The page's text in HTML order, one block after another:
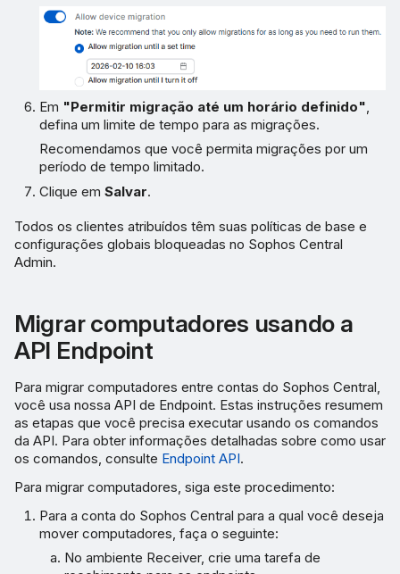
Em "Permitir migração até um horário definido"
defina um limite de tempo para as migrações.
Recomendamos que você permita migrações por um
período de tempo limitado.
Clique emSalvar.
Todos os clientes atribuídos têm suas políticas de base e
configurações globais bloqueadas no Sophos Central
Admin.
Migrar computadores usando a
API Endpoint
Para migrar computadores entre contas do Sophos Central,
você usa nossa API de Endpoint. Estas instruções resumem
as etapas que você precisa executar usando os comandos
da API. Para obter informações detalhadas sobre como usar
os comandos, consulte Endpoint API.
Para migrar computadores, siga este procedimento:
Para a conta do Sophos Central para a qual você deseja
mover computadores, faça o seguinte:
No ambiente Receiver, crie uma tarefa de